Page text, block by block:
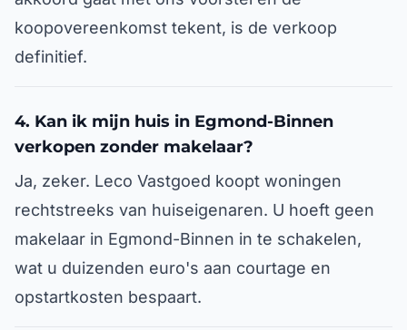
koopovereenkomst tekent, is de verkoop
definitief.
4. Kan ik mijn huis in Egmond-Binnen
verkopen zonder makelaar?
Ja, zeker. Leco Vastgoed koopt woningen
rechtstreeks van huiseigenaren. U hoeft geen
makelaar in Egmond-Binnen in te schakelen,
wat u duizenden euro's aan courtage en
opstartkosten bespaart.